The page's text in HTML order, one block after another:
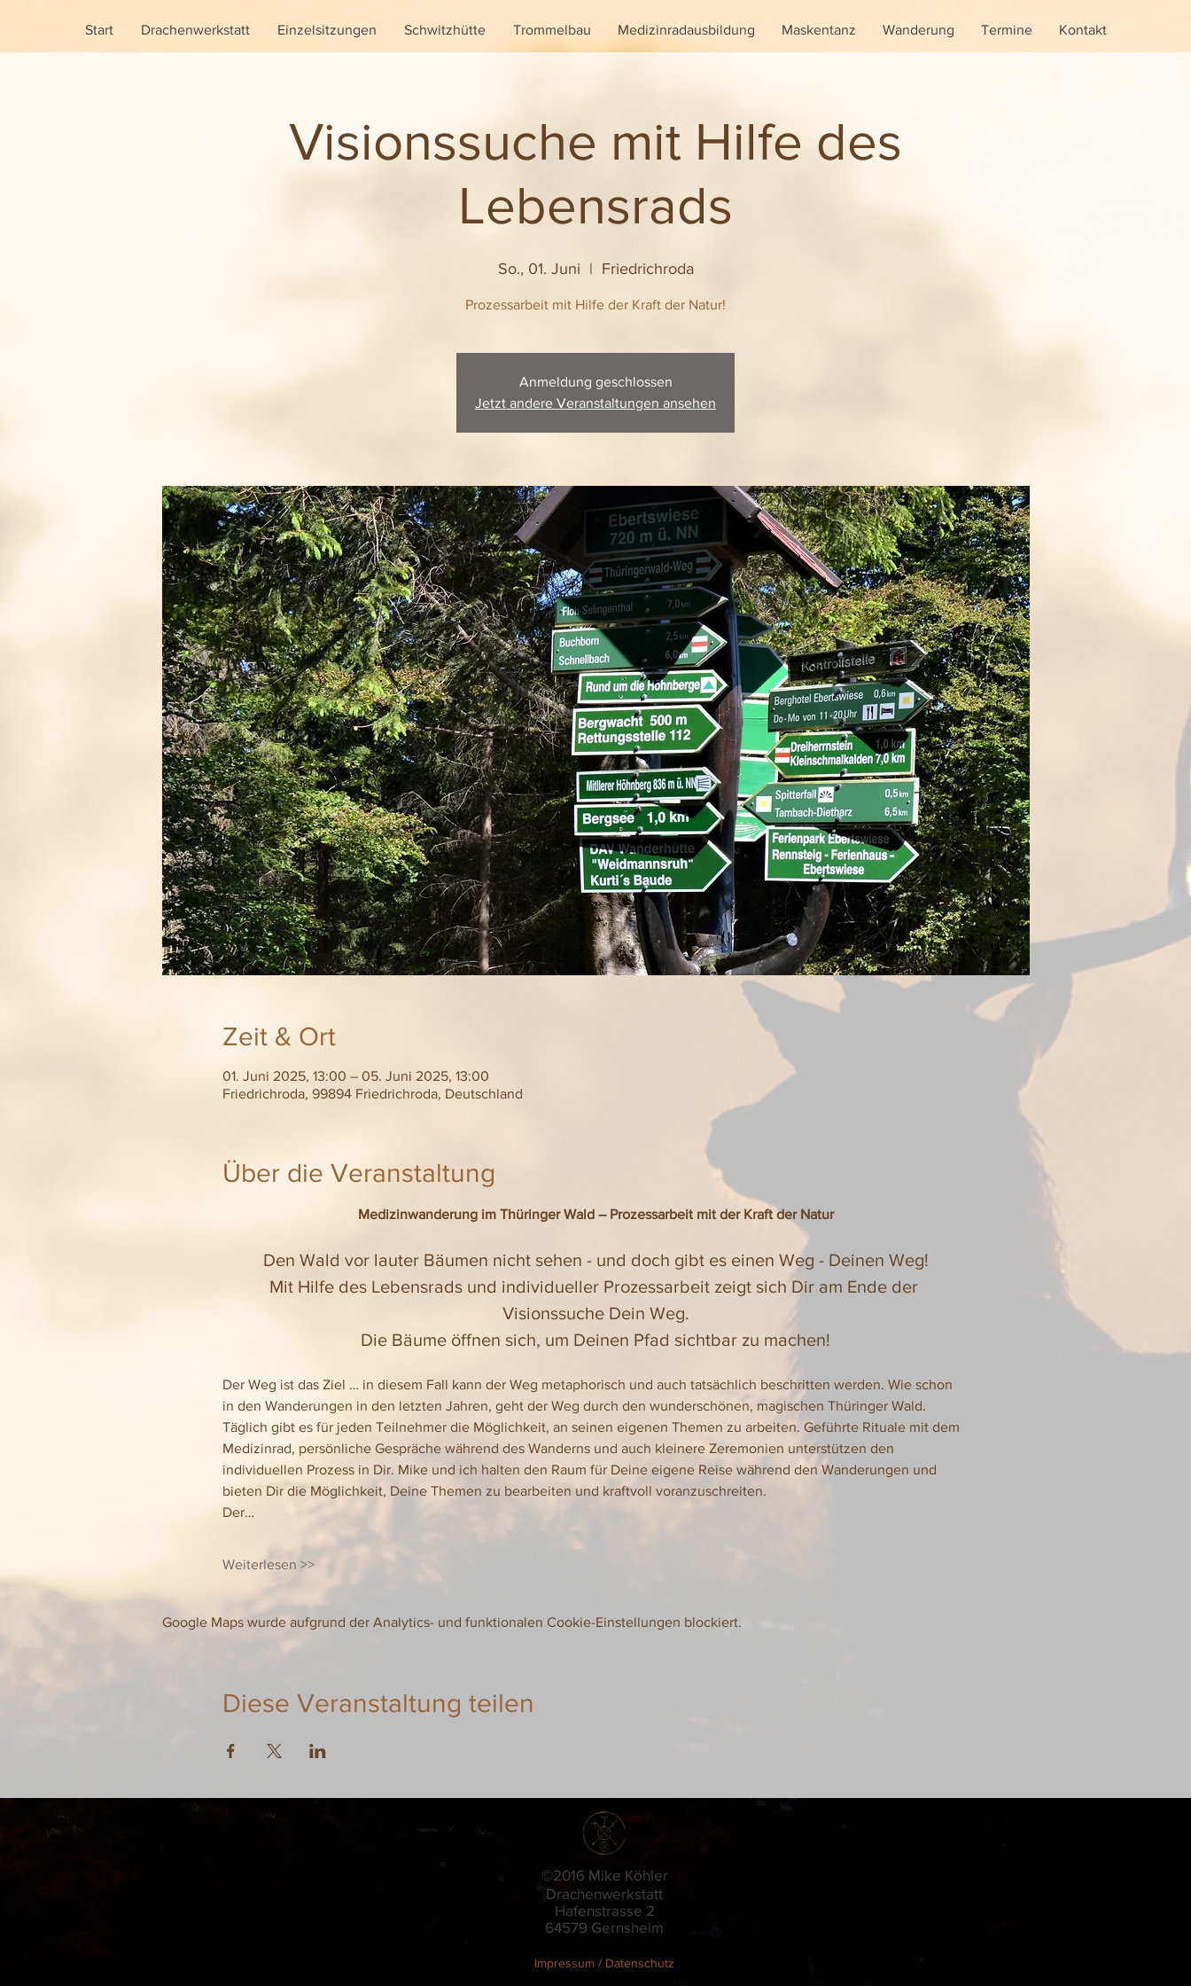
Start Drachenwerkstatt Einzelsitzungen Schwitzhütte Trommelbau Medizinradausbildung Maskentanz Wanderung Termine Kontakt
Visionssuche mit Hilfe des
Lebensrads
So., 01. Juni
  |
Friedrichroda
Prozessarbeit mit Hilfe der Kraft der Natur!
Anmeldung geschlossen
Jetzt andere Veranstaltungen ansehen
Zeit & Ort
01. Juni 2025, 13:00 – 05. Juni 2025, 13:00
Friedrichroda, 99894 Friedrichroda, Deutschland
Über die Veranstaltung
Medizinwanderung im Thüringer Wald – Prozessarbeit mit der Kraft der Natur
Den Wald vor lauter Bäumen nicht sehen - und doch gibt es einen Weg - Deinen Weg!
Mit Hilfe des Lebensrads und individueller Prozessarbeit zeigt sich Dir am Ende der
Visionssuche Dein Weg.
Die Bäume öffnen sich, um Deinen Pfad sichtbar zu machen!
Der Weg ist das Ziel … in diesem Fall kann der Weg metaphorisch und auch tatsächlich beschritten werden. Wie schon
in den Wanderungen in den letzten Jahren, geht der Weg durch den wunderschönen, magischen Thüringer Wald.
Täglich gibt es für jeden Teilnehmer die Möglichkeit, an seinen eigenen Themen zu arbeiten. Geführte Rituale mit dem
Medizinrad, persönliche Gespräche während des Wanderns und auch kleinere Zeremonien unterstützen den
individuellen Prozess in Dir. Mike und ich halten den Raum für Deine eigene Reise während den Wanderungen und
bieten Dir die Möglichkeit, Deine Themen zu bearbeiten und kraftvoll voranzuschreiten.
Der…
Weiterlesen >>
Google Maps wurde aufgrund der Analytics- und funktionalen Cookie-Einstellungen blockiert.
Diese Veranstaltung teilen
©2016 Mike Köhler
Drachenwerkstatt
Hafenstrasse 2
64579 Gernsheim
Impressum / Datenschutz